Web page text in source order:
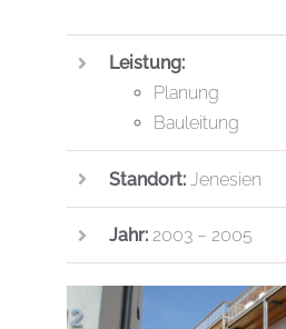
Leistung:
Planung
Bauleitung
Standort: Jenesien
Jahr:2003 – 2005